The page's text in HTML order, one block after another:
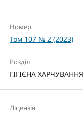
Номер
Том 107 № 2 (2023)
Розділ
ГІГІЄНА ХАРЧУВАННЯ
Ліцензія